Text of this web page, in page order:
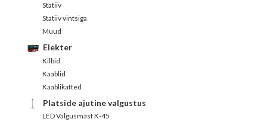
Statiiv
Statiiv vintsiga
Muud
Elekter
Kilbid
Kaablid
Kaablikatted
Platside ajutine valgustus
LED Valgusmast K-45